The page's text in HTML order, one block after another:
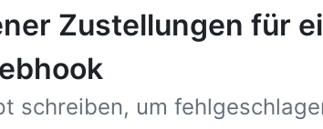
Zustellungen für
schreiben, um